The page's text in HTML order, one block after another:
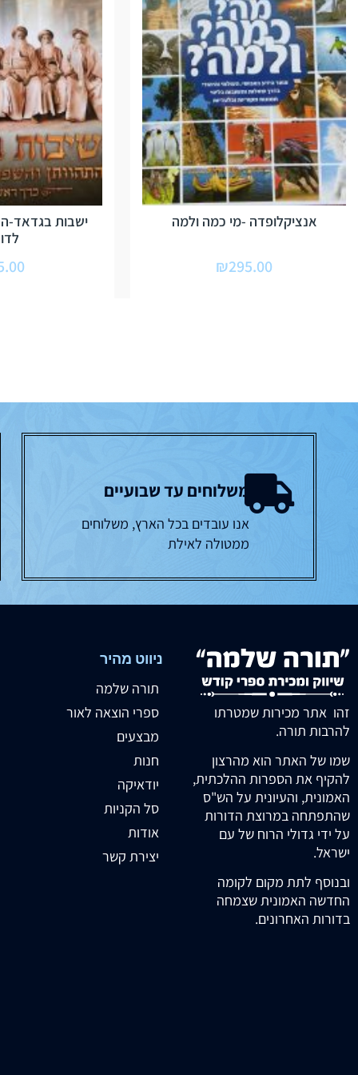
אנציקלופדה -מי כמה ולמה
₪295.00
ישבות בגדאד-
משלוחים עד שבועיים
אנו עובדים בכל הארץ, משלוחים
ממטולה לאילת
זהו אתר מכירות שמטרתו
להרבות תורה.
שמו של האתר הוא מהרצון
להקיף את הספרות ההלכתית,
האמונית, והעיונית על הש"ס
שהתפתחה במרוצת הדורות
על ידי גדולי הרוח של עם
ישראל.
ובנוסף לתת מקום לקומה
החדשה האמונית שצמחה
בדורות האחרונים.
ניווט מהיר
תורה שלמה
ספרי הוצאה לאור
מבצעים
חנות
יודאיקה
סל הקניות
אודות
יצירת קשר